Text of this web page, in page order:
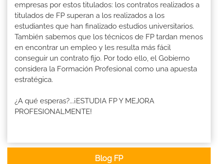
empresas por estos titulados: los contratos realizados a
titulados de FP superan a los realizados a los
estudiantes que han finalizado estudios universitarios.
También sabemos que los técnicos de FP tardan menos
en encontrar un empleo y les resulta más fácil
conseguir un contrato fijo. Por todo ello, el Gobierno
considera la Formación Profesional como una apuesta
estratégica.
¿A qué esperas?...¡ESTUDIA FP Y MEJORA
PROFESIONALMENTE!
Blog FP